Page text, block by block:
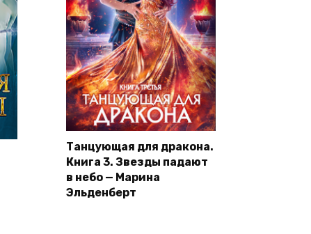
Танцующая для дракона.
Книга 3. Звезды падают
в небо — Марина
Эльденберт